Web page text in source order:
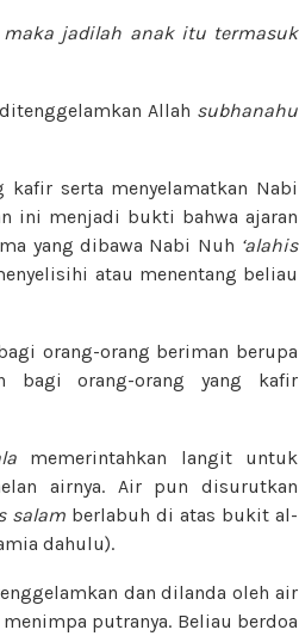
maka jadilah anak itu termasuk
Allah subhanahu
kafir serta menyelamatkan Nabi
ini menjadi bukti bahwa ajaran
yang dibawa Nabi Nuh ‘alahis
atau menentang beliau
orang-orang beriman berupa
bagi orang-orang yang kafir
memerintahkan langit untuk
airnya. Air pun disurutkan
salam berlabuh di atas bukit al-
dahulu).
dan dilanda oleh air
putranya. Beliau berdoa